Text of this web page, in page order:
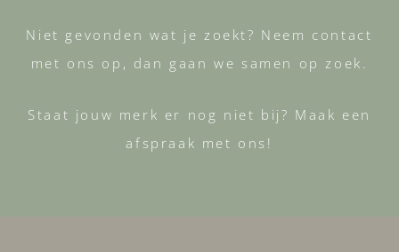
Niet gevonden wat je zoekt? Neem contact
met ons op, dan gaan we samen op zoek.
Staat jouw merk er nog niet bij? Maak een
afspraak met ons!